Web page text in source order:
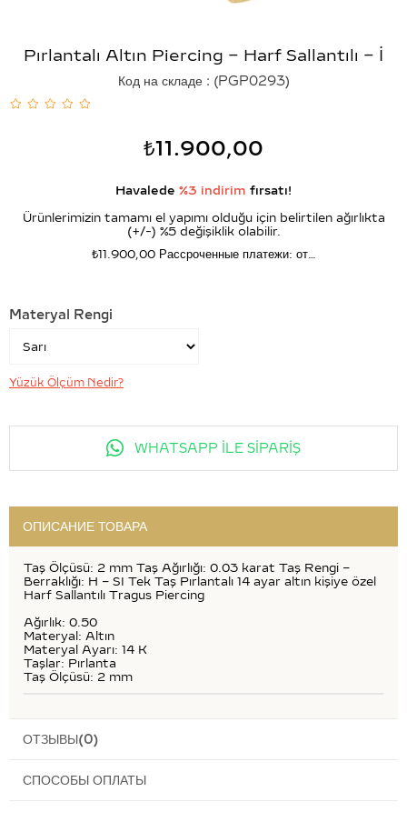
Pırlantalı Altın Piercing – Harf Sallantılı – İ
Код на складе (PGP0293)
₺11.900,00
Havalede %3 indirim fırsatı!
Ürünlerimizin tamamı el yapımı olduğu için belirtilen ağırlıkta
(+/-) %5 değişiklik olabilir.
₺11.900,00 Рассроченные платежи: от…
Materyal Rengi
Yüzük Ölçüm Nedir?
WHATSAPP İLE SİPARİŞ
ОПИСАНИЕ ТОВАРА
Taş Ölçüsü: 2 mm Taş Ağırlığı: 0.03 karat Taş Rengi –
Berraklığı: H – SI Tek Taş Pırlantalı 14 ayar altın kişiye özel
Harf Sallantılı Tragus Piercing
Ağırlık: 0.50
Materyal: Altın
Materyal Ayarı: 14 K
Taşlar: Pırlanta
Taş Ölçüsü: 2 mm
ОТЗЫВЫ(0)
СПОСОБЫ ОПЛАТЫ